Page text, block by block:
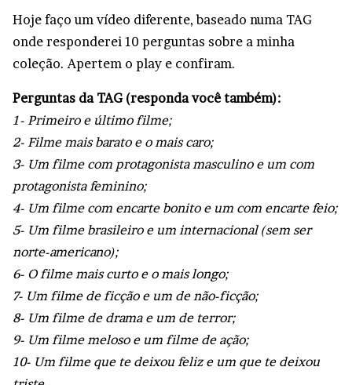
Hoje faço um vídeo diferente, baseado numa TAG
onde responderei 10 perguntas sobre a minha
coleção. Apertem o play e confiram.
Perguntas da TAG (responda você também):
1- Primeiro e último filme;
2- Filme mais barato e o mais caro;
3- Um filme com protagonista masculino e um com
protagonista feminino;
4- Um filme com encarte bonito e um com encarte feio;
5- Um filme brasileiro e um internacional (sem ser
norte-americano);
6- O filme mais curto e o mais longo;
7- Um filme de ficção e um de não-ficção;
8- Um filme de drama e um de terror;
9- Um filme meloso e um filme de ação;
10- Um filme que te deixou feliz e um que te deixou